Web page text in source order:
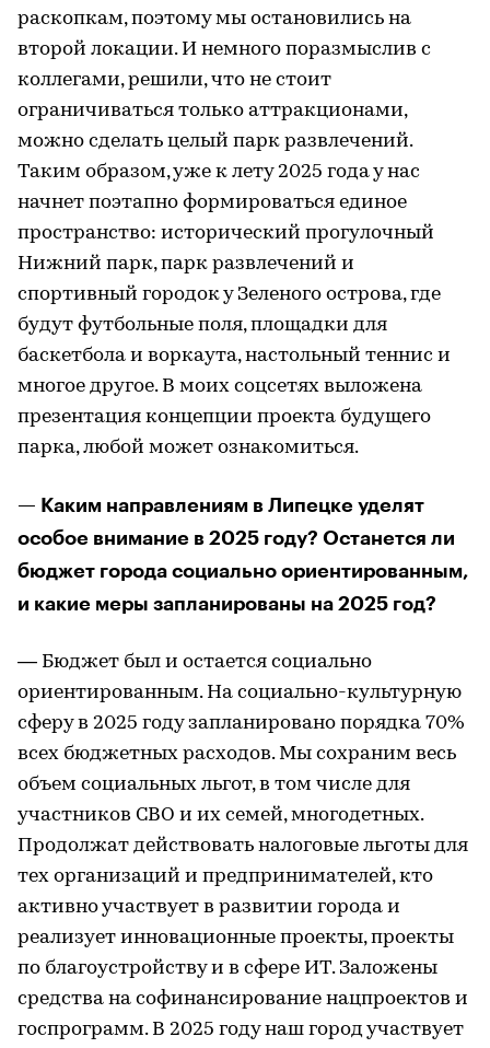
раскопкам, поэтому мы остановились на
второй локации. И немного поразмыслив с
коллегами, решили, что не стоит
ограничиваться только аттракционами,
можно сделать целый парк развлечений.
Таким образом, уже к лету 2025 года у нас
начнет поэтапно формироваться единое
пространство: исторический прогулочный
Нижний парк, парк развлечений и
спортивный городок у Зеленого острова, где
будут футбольные поля, площадки для
баскетбола и воркаута, настольный теннис и
многое другое. В моих соцсетях выложена
презентация концепции проекта будущего
парка, любой может ознакомиться.
— Каким направлениям в Липецке уделят
особое внимание в 2025 году? Останется ли
бюджет города социально ориентированным,
и какие меры запланированы на 2025 год?
— Бюджет был и остается социально
ориентированным. На социально-культурную
сферу в 2025 году запланировано порядка 70%
всех бюджетных расходов. Мы сохраним весь
объем социальных льгот, в том числе для
участников СВО и их семей, многодетных.
Продолжат действовать налоговые льготы для
тех организаций и предпринимателей, кто
активно участвует в развитии города и
реализует инновационные проекты, проекты
по благоустройству и в сфере ИT. Заложены
средства на софинансирование нацпроектов и
госпрограмм. В 2025 году наш город участвует